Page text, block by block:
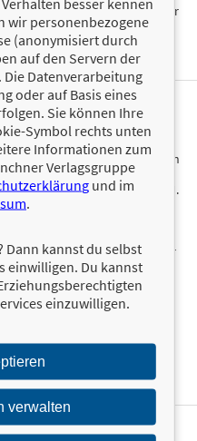
und Eigentumsrechte und der
des renommierten
vertraulich« und
GEOPOLITICAL.BIZ S. L. U.
an der Universität Freiburg
Wirtschaftsexperte
einen einzigartigen
Vorträgen macht Markus Miller
und Rentner mit dem ganzen
wie Lösungen
wir personenbezogene
(anonymisiert durch
auf den Servern der
Datenverarbeitung
oder auf Basis eines
Sie können Ihre
Symbol rechts unten
Informationen zum
Verlagsgruppe
und im
.
Dann kannst du selbst
einwilligen. Du kannst
einzuwilligen.
verwalten